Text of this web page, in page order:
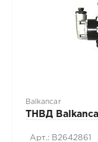
Balkancar
ТНВД
Арт.: B2642861